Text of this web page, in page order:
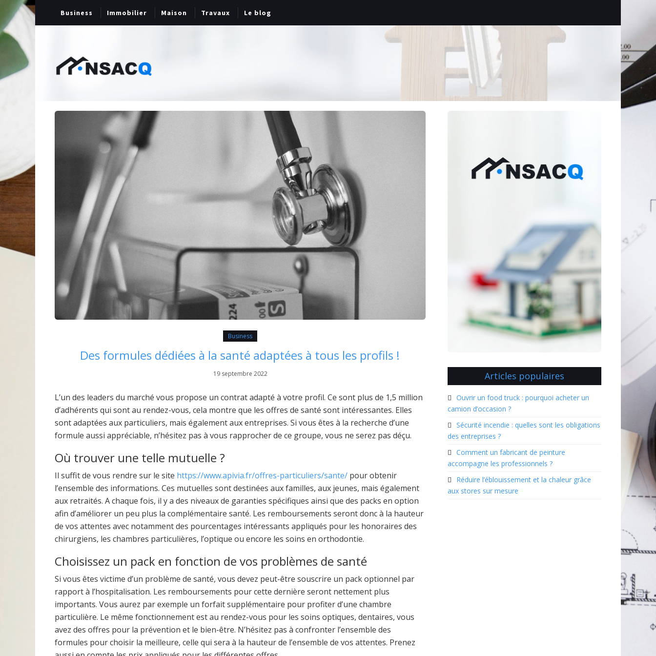
Business Immobilier Maison Travaux Le blog
Business
Des formules dédiées à la santé adaptées à tous les profils !
19 septembre 2022
L’un des leaders du marché vous propose un contrat adapté à votre profil. Ce sont plus de 1,5 million
d’adhérents qui sont au rendez-vous, cela montre que les offres de santé sont intéressantes. Elles
sont adaptées aux particuliers, mais également aux entreprises. Si vous êtes à la recherche d’une
formule aussi appréciable, n’hésitez pas à vous rapprocher de ce groupe, vous ne serez pas déçu.
Où trouver une telle mutuelle ?
Il suffit de vous rendre sur le site https://www.apivia.fr/offres-particuliers/sante/ pour obtenir
l’ensemble des informations. Ces mutuelles sont destinées aux familles, aux jeunes, mais également
aux retraités. A chaque fois, il y a des niveaux de garanties spécifiques ainsi que des packs en option
afin d’améliorer un peu plus la complémentaire santé. Les remboursements seront donc à la hauteur
de vos attentes avec notamment des pourcentages intéressants appliqués pour les honoraires des
chirurgiens, les chambres particulières, l’optique ou encore les soins en orthodontie.
Choisissez un pack en fonction de vos problèmes de santé
Si vous êtes victime d’un problème de santé, vous devez peut-être souscrire un pack optionnel par
rapport à l’hospitalisation. Les remboursements pour cette dernière seront nettement plus
importants. Vous aurez par exemple un forfait supplémentaire pour profiter d’une chambre
particulière. Le même fonctionnement est au rendez-vous pour les soins optiques, dentaires, vous
avez des offres pour la prévention et le bien-être. N’hésitez pas à confronter l’ensemble des
formules pour choisir la meilleure, celle qui sera à la hauteur de l’ensemble de vos attentes. Prenez
Articles populaires
Ouvrir un food truck : pourquoi acheter un
camion d’occasion ?
Sécurité incendie : quelles sont les obligations
des entreprises ?
Comment un fabricant de peinture
accompagne les professionnels ?
Réduire l’éblouissement et la chaleur grâce
aux stores sur mesure